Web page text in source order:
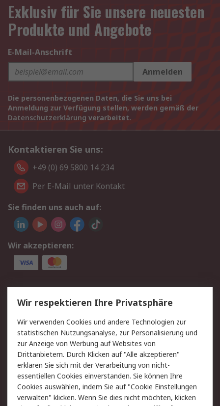
Exklusiv für Sie unsere neuesten
Produkte und Angebote
E-Mail-Anschrift
Anmelden
Die personenbezogenen Daten, die Sie uns bei
Anmeldung zur Verfügung stellen, werden gemäß der
Datenschutzerklärung verarbeitet.
Kontaktieren Sie uns:
+49 (0) 69 5800 14 234
Per E-Mail unter Kontakt
Sie finden uns auch auf:
Wir akzeptieren:
Service
Value Added Services
Lieferlösungen
Rücksendungen
Kontakt
Hilfe
Privatkunden
Rechtliches
AGB
Datenschutz
Cookie-Richtlinie
Zahlungsbedingungen
Wir respektieren Ihre Privatsphäre
Wir verwenden Cookies und andere Technologien zur
statistischen Nutzungsanalyse, zur Personalisierung und
zur Anzeige von Werbung auf Websites von
Drittanbietern. Durch Klicken auf "Alle akzeptieren"
erklären Sie sich mit der Verarbeitung von nicht-
essentiellen Cookies einverstanden. Sie können Ihre
Cookies auswählen, indem Sie auf "Cookie Einstellungen
verwalten" klicken. Wenn Sie dies nicht möchten, klicken